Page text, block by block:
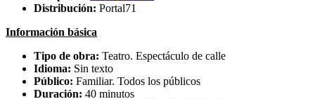
Distribución: Portal71
Información básica
Tipo de obra: Teatro. Espectáculo de calle
Idioma: Sin texto
Público: Familiar. Todos los públicos
Duración: 40 minutos